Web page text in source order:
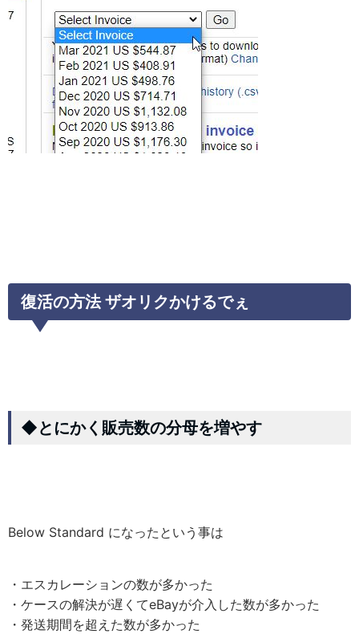
復活の方法 ザオリクかけるでぇ
◆とにかく販売数の分母を増やす
Below Standard になったという事は
・エスカレーションの数が多かった
・ケースの解決が遅くてeBayが介入した数が多かった
・発送期間を超えた数が多かった